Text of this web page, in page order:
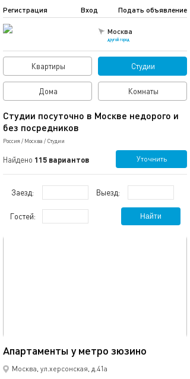
Москва
другой город
Подать объявление
Регистрация Вход
Квартиры Студии
Дома Комнаты
Студии посуточно в Москве недорого и
без посредников
Россия / Москва / Студии
Найдено 115 вариантов Уточнить
Заезд: Выезд:
Гостей: Найти
Апартаменты у метро зюзино
Москва, ул.херсонская, д.41а